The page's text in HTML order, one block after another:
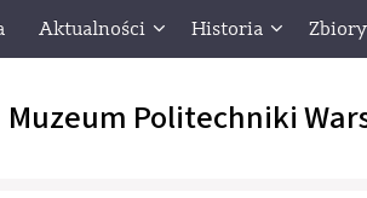
Aktualności Historia
Muzeum Politechniki